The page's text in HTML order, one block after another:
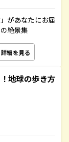
があなたにお届
絶景集
詳細を見る
地球の歩き方